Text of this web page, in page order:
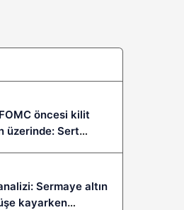
öncesi kilit
üzerinde: Sert
Sermaye altın
kayarken